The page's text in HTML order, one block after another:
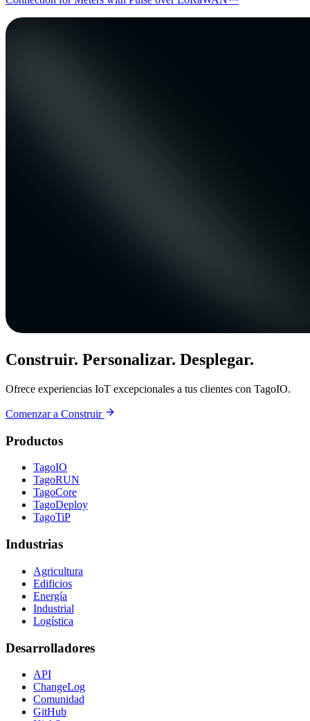
Construir. Personalizar. Desplegar.
Ofrece experiencias IoT excepcionales a tus clientes con TagoIO.
Comenzar a Construir
Productos
TagoIO
TagoRUN
TagoCore
TagoDeploy
TagoTiP
Industrias
Agricultura
Edificios
Energía
Industrial
Logística
Desarrolladores
API
ChangeLog
Comunidad
GitHub